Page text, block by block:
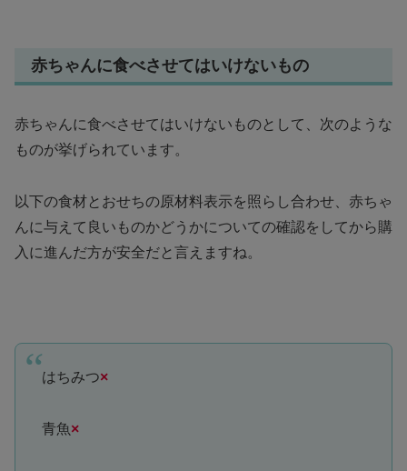
赤ちゃんに食べさせてはいけないもの
赤ちゃんに食べさせてはいけないものとして、次のような
ものが挙げられています。
以下の食材とおせちの原材料表示を照らし合わせ、赤ちゃ
んに与えて良いものかどうかについての確認をしてから購
入に進んだ方が安全だと言えますね。
はちみつ×
青魚×